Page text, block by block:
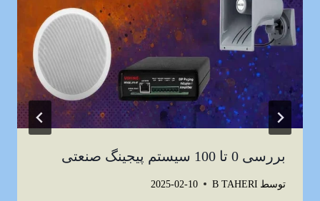
بررسی 0 تا 100 سیستم پیجینگ صنعتی
توسط B TAHERI
2025-02-10